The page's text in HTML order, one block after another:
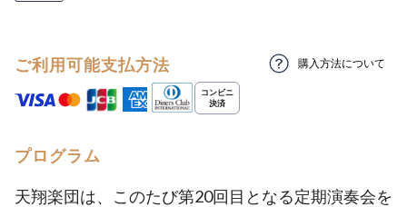
ご利用可能支払方法 購入方法について
プログラム
天翔楽団は、このたび第20回目となる定期演奏会を